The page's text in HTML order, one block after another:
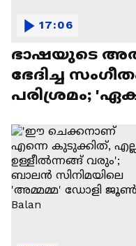
ഭാഷയുടെ
ഭേദിച്ച
പരിശ്രമം;
17:06